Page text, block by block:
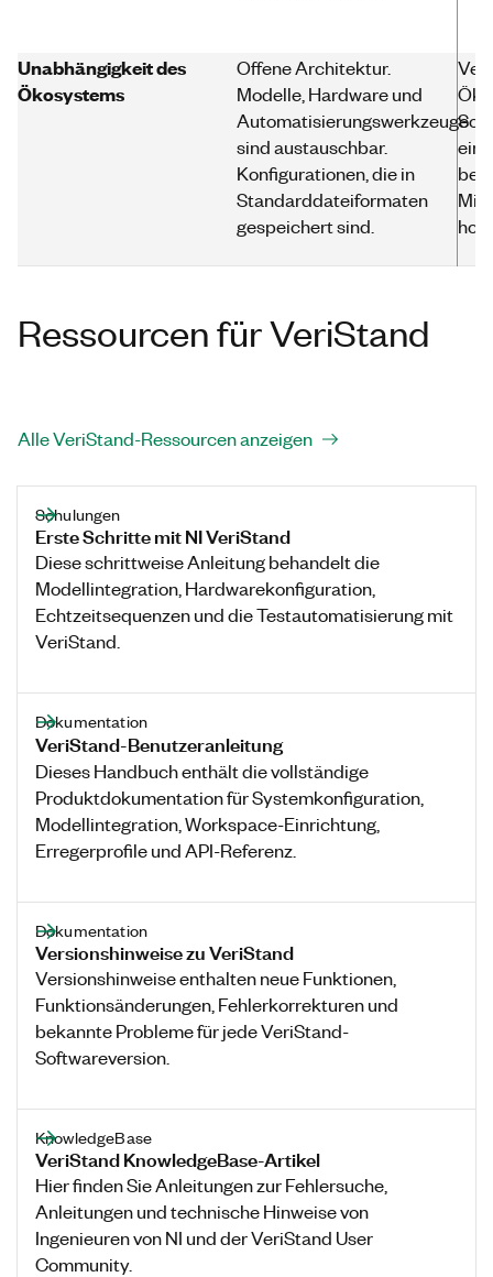
Unabhängigkeit des
Ökosystems
Offene Architektur.
Modelle, Hardware und
Automatisierungswerkzeuge
sind austauschbar.
Konfigurationen, die in
Standarddateiformaten
gespeichert sind.
Ressourcen für VeriStand
Alle VeriStand-Ressourcen anzeigen
Schulungen
Erste Schritte mit NI VeriStand
Diese schrittweise Anleitung behandelt die
Modellintegration, Hardwarekonfiguration,
Echtzeitsequenzen und die Testautomatisierung mit
VeriStand.
Dokumentation
VeriStand-Benutzeranleitung
Dieses Handbuch enthält die vollständige
Produktdokumentation für Systemkonfiguration,
Modellintegration, Workspace-Einrichtung,
Erregerprofile und API-Referenz.
Dokumentation
Versionshinweise zu VeriStand
Versionshinweise enthalten neue Funktionen,
Funktionsänderungen, Fehlerkorrekturen und
bekannte Probleme für jede VeriStand-
Softwareversion.
KnowledgeBase
VeriStand KnowledgeBase-Artikel
Hier finden Sie Anleitungen zur Fehlersuche,
Anleitungen und technische Hinweise von
Ingenieuren von NI und der VeriStand User
Community.